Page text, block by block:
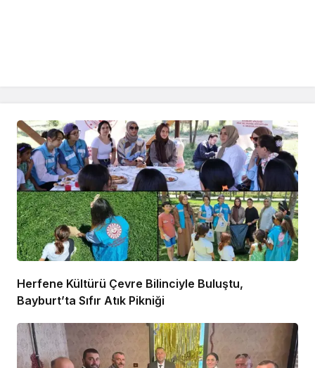
Herfene Kültürü Çevre Bilinciyle Buluştu,
Bayburt’ta Sıfır Atık Pikniği